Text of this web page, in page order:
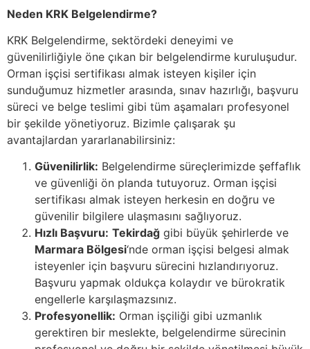
Neden KRK Belgelendirme?
KRK Belgelendirme, sektördeki deneyimi ve
güvenilirliğiyle öne çıkan bir belgelendirme kuruluşudur.
Orman işçisi sertifikası almak isteyen kişiler için
sunduğumuz hizmetler arasında, sınav hazırlığı, başvuru
süreci ve belge teslimi gibi tüm aşamaları profesyonel
bir şekilde yönetiyoruz. Bizimle çalışarak şu
avantajlardan yararlanabilirsiniz:
Güvenilirlik: Belgelendirme süreçlerimizde şeffaflık
ve güvenliği ön planda tutuyoruz. Orman işçisi
sertifikası almak isteyen herkesin en doğru ve
güvenilir bilgilere ulaşmasını sağlıyoruz.
Hızlı Başvuru: Tekirdağ gibi büyük şehirlerde ve
Marmara Bölgesi‘nde orman işçisi belgesi almak
isteyenler için başvuru sürecini hızlandırıyoruz.
Başvuru yapmak oldukça kolaydır ve bürokratik
engellerle karşılaşmazsınız.
Profesyonellik: Orman işçiliği gibi uzmanlık
gerektiren bir meslekte, belgelendirme sürecinin